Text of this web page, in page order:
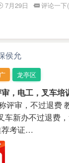
7月29日
评论一下
侯允
龙亭区
，电工，叉车培
评审，不过退费
车新办不过退费
荐考证…